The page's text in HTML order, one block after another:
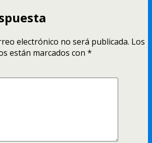
electrónico no será publicada. Los
están marcados con *